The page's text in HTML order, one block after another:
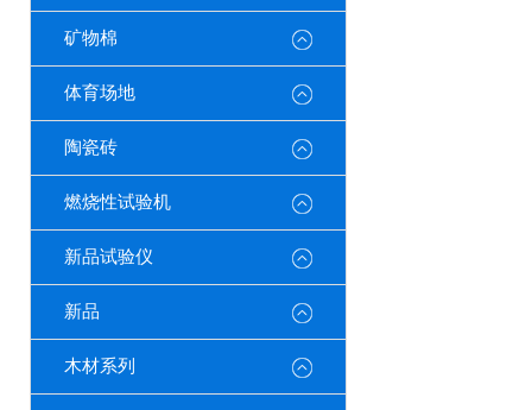
矿物棉
体育场地
陶瓷砖
燃烧性试验机
新品试验仪
新品
木材系列